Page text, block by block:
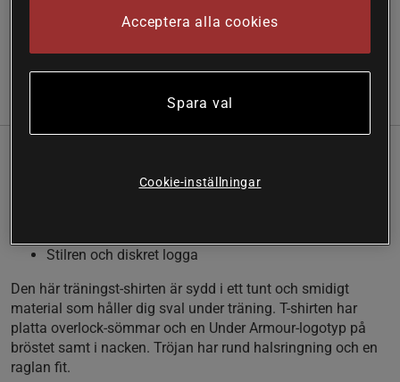
Recensioner
Stilren och diskret logga
Den här träningst-shirten är sydd i ett tunt och smidigt
material som håller dig sval under träning. T-shirten har
platta overlock-sömmar och en Under Armour-logotyp på
bröstet samt i nacken. Tröjan har rund halsringning och en
raglan fit.
Acceptera alla cookies
Spara val
Cookie-inställningar